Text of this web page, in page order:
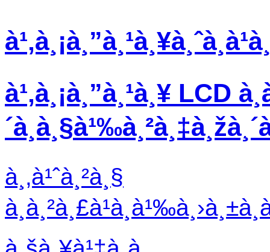
à¹‚à¸¡à¸”à¸¹à¸¥ LCD
à¸‚à¹ˆà¸²à¸§